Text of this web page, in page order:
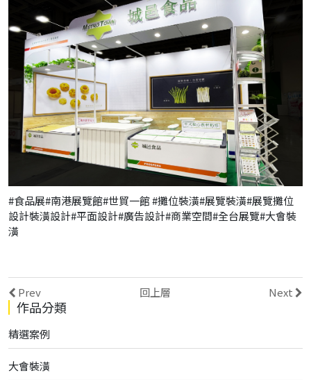
#食品展#南港展覽館#世貿一館 #攤位裝潢#展覽裝潢#展覽攤位
設計裝潢設計#平面設計#廣告設計#商業空間#全台展覽#大會裝
潢
Prev 回上層 Next
作品分類
精選案例
大會裝潢